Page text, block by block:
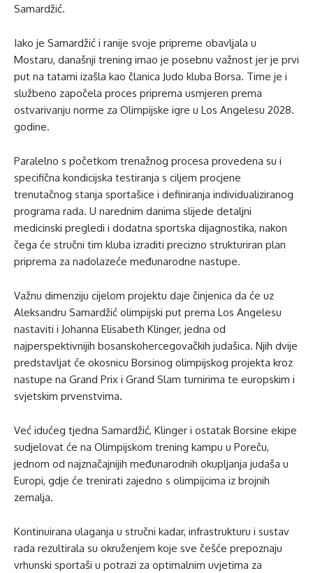
Samardžić.
Iako je Samardžić i ranije svoje pripreme obavljala u
Mostaru, današnji trening imao je posebnu važnost jer je prvi
put na tatami izašla kao članica Judo kluba Borsa. Time je i
službeno započela proces priprema usmjeren prema
ostvarivanju norme za Olimpijske igre u Los Angelesu 2028.
godine.
Paralelno s početkom trenažnog procesa provedena su i
specifična kondicijska testiranja s ciljem procjene
trenutačnog stanja sportašice i definiranja individualiziranog
programa rada. U narednim danima slijede detaljni
medicinski pregledi i dodatna sportska dijagnostika, nakon
čega će stručni tim kluba izraditi precizno strukturiran plan
priprema za nadolazeće međunarodne nastupe.
Važnu dimenziju cijelom projektu daje činjenica da će uz
Aleksandru Samardžić olimpijski put prema Los Angelesu
nastaviti i Johanna Elisabeth Klinger, jedna od
najperspektivnijih bosanskohercegovačkih judašica. Njih dvije
predstavljat će okosnicu Borsinog olimpijskog projekta kroz
nastupe na Grand Prix i Grand Slam turnirima te europskim i
svjetskim prvenstvima.
Već idućeg tjedna Samardžić, Klinger i ostatak Borsine ekipe
sudjelovat će na Olimpijskom trening kampu u Poreču,
jednom od najznačajnijih međunarodnih okupljanja judaša u
Europi, gdje će trenirati zajedno s olimpijcima iz brojnih
zemalja.
Kontinuirana ulaganja u stručni kadar, infrastrukturu i sustav
rada rezultirala su okruženjem koje sve češće prepoznaju
vrhunski sportaši u potrazi za optimalnim uvjetima za